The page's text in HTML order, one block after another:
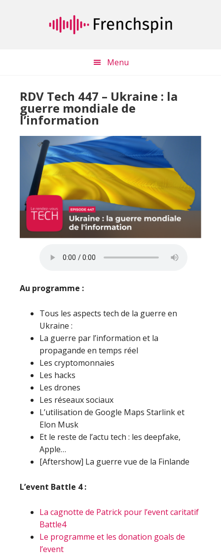
Menu
RDV Tech 447 – Ukraine : la
guerre mondiale de
l’information
Au programme :
Tous les aspects tech de la guerre en
Ukraine :
La guerre par l’information et la
propagande en temps réel
Les cryptomonnaies
Les hacks
Les drones
Les réseaux sociaux
L’utilisation de Google Maps Starlink et
Elon Musk
Et le reste de l’actu tech : les deepfake,
Apple…
[Aftershow] La guerre vue de la Finlande
L’event Battle 4 :
La cagnotte de Patrick pour l’event caritatif
Battle4
Le programme et les donation goals de
l’event